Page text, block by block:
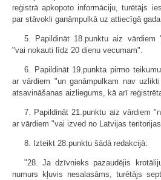
reģistrā apkopoto informāciju, turētājs
par stāvokli ganāmpulkā uz attiecīgā
5. Papildināt 18.punktu aiz vārdiem
"vai nokauti līdz 20 dienu vecumam".
6. Papildināt 19.punkta pirmo
ar vārdiem "un ganāmpulkam nav
atsavināšanas aizliegums, kā arī
7. Papildināt 21.punktu aiz vārdiem
ar vārdiem "vai izved no Latvijas
8. Izteikt 28.punktu šādā redakcijā:
"28. Ja dzīvnieks pazaudējis
numurs kļuvis nesalasāms, turētājs